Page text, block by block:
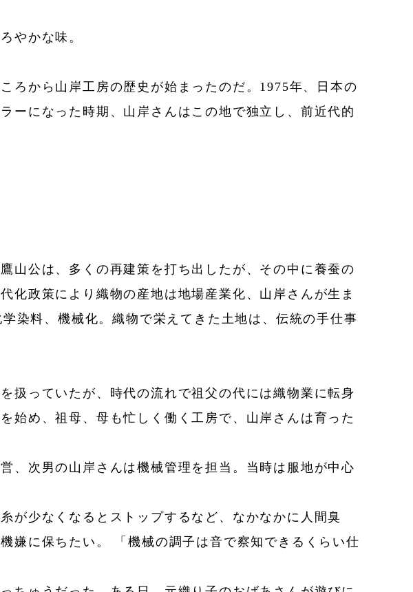
やかな味。
から山岸工房の歴史が始まったのだ。1975年、日本の
ーになった時期、山岸さんはこの地で独立し、前近代的
山公は、多くの再建策を打ち出したが、その中に養蚕の
化政策により織物の産地は地場産業化、山岸さんが生ま
染料、機械化。織物で栄えてきた土地は、伝統の手仕事
っていたが、時代の流れで祖父の代には織物業に転身
始め、祖母、母も忙しく働く工房で、山岸さんは育った
、次男の山岸さんは機械管理を担当。当時は服地が中心
が少なくなるとストップするなど、なかなかに人間臭
嫌に保ちたい。 「機械の調子は音で察知できるくらい仕